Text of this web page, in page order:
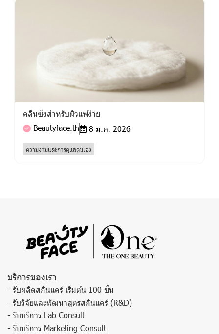
คลีนซิ่งสำหรับผิวแพ้ง่าย
Beautyface.th
8 ม.ค. 2026
ความงามและการดูแลตนเอง
บริการของเรา
- รับผลิตสกินแคร์ เริ่มต้น 100 ชิ้น
- รับวิจัยและพัฒนาสูตรสกินแคร์ (R&D)
- รับบริการ Lab Consult
- รับบริการ Marketing Consult